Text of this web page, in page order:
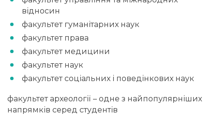
відносин
факультет гуманітарних наук
факультет права
факультет медицини
факультет наук
факультет соціальних і поведінкових наук
факультет археології – одне з найпопулярніших
напрямків серед студентів